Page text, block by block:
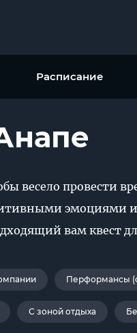
Расписание
весело провести
эмоциями
вам квест
Перформансы
С зоной отдыха